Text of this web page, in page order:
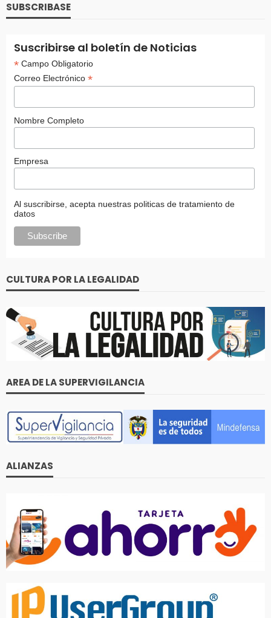
SUBSCRIBASE
Suscribirse al boletín de Noticias
*Campo Obligatorio
Correo Electrónico *
Nombre Completo
Empresa
Al suscribirse, acepta nuestras politicas de tratamiento de
datos
CULTURA POR LA LEGALIDAD
AREA DE LA SUPERVIGILANCIA
ALIANZAS